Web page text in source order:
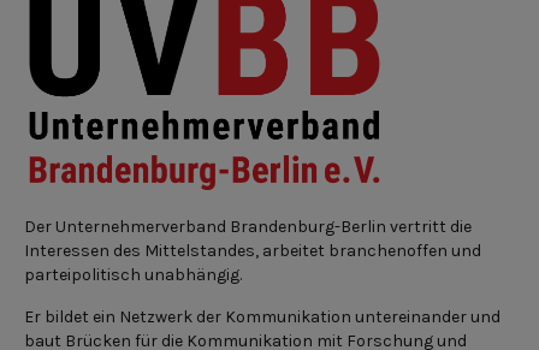
Der Unternehmerverband Brandenburg-Berlin vertritt die
Interessen des Mittelstandes, arbeitet branchenoffen und
parteipolitisch unabhängig.
Er bildet ein Netzwerk der Kommunikation untereinander und
baut Brücken für die Kommunikation mit Forschung und